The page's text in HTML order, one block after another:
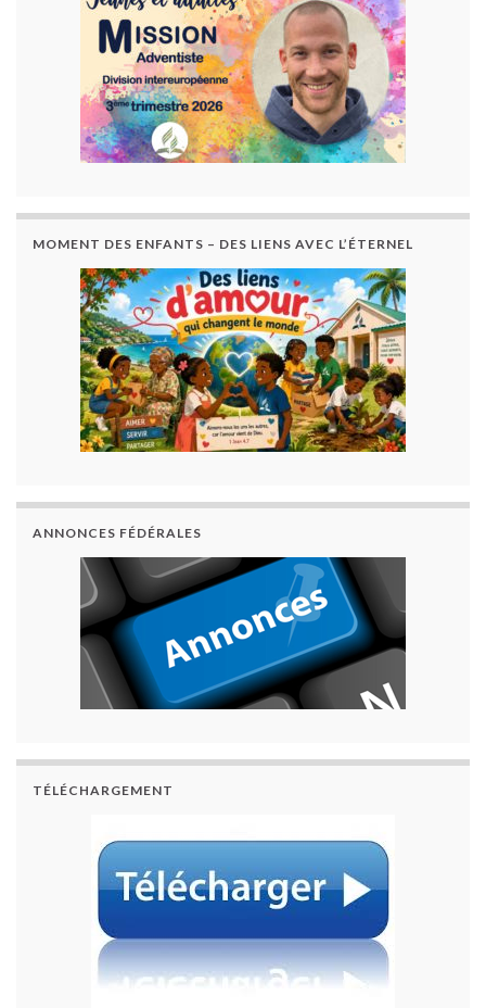
MOMENT DES ENFANTS – DES LIENS AVEC L’ÉTERNEL
ANNONCES FÉDÉRALES
TÉLÉCHARGEMENT